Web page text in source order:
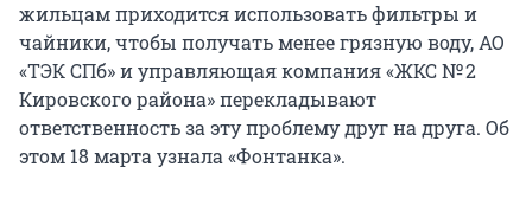
жильцам приходится использовать фильтры и
чайники, чтобы получать менее грязную воду, АО
«ТЭК СПб» и управляющая компания «ЖКС № 2
Кировского района» перекладывают
ответственность за эту проблему друг на друга. Об
этом 18 марта узнала «Фонтанка».